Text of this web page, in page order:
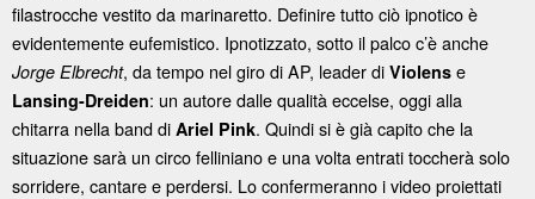
filastrocche vestito da marinaretto. Definire tutto ciò ipnotico è
evidentemente eufemistico. Ipnotizzato, sotto il palco c’è anche
Jorge Elbrecht, da tempo nel giro di AP, leader di Violens e
Lansing-Dreiden: un autore dalle qualità eccelse, oggi alla
chitarra nella band di Ariel Pink. Quindi si è già capito che la
situazione sarà un circo felliniano e una volta entrati toccherà solo
sorridere, cantare e perdersi. Lo confermeranno i video proiettati